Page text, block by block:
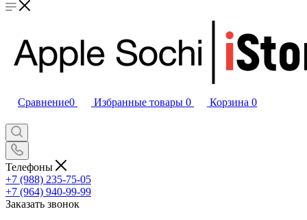
Сравнение0 Избранные товары 0 Корзина 0
Телефоны
+7 (988) 235-75-05
+7 (964) 940-99-99
Заказать звонок